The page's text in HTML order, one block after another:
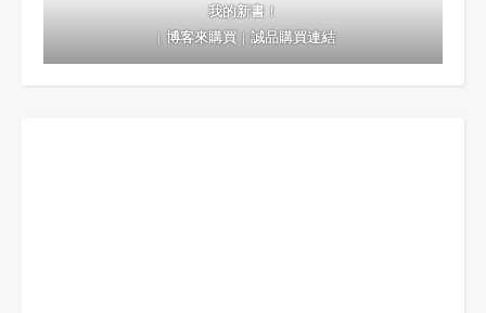
我的新書！
｜博客來購買｜誠品購買連結